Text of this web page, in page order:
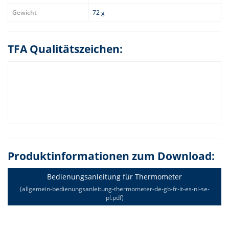
Gewicht
72 g
TFA Qualitätszeichen:
Produktinformationen zum Download:
Bedienungsanleitung für Thermometer
(allgemein-bedienungsanleitung-thermometer-de-gb-fr-it-es-nl-se-
pl.pdf)